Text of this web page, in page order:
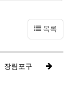
목록
장림포구